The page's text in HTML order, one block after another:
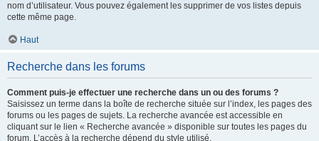
nom d’utilisateur. Vous pouvez également les supprimer de vos listes depuis
cette même page.
Haut
Recherche dans les forums
Comment puis-je effectuer une recherche dans un ou des forums ?
Saisissez un terme dans la boîte de recherche située sur l’index, les pages des
forums ou les pages de sujets. La recherche avancée est accessible en
cliquant sur le lien « Recherche avancée » disponible sur toutes les pages du
forum. L’accès à la recherche dépend du style utilisé.